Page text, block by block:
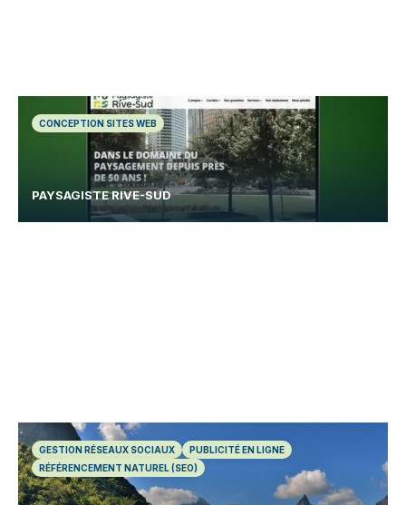
CONCEPTION SITES WEB
PAYSAGISTE RIVE-SUD
GESTION RÉSEAUX SOCIAUX
PUBLICITÉ EN LIGNE
RÉFÉRENCEMENT NATUREL (SEO)